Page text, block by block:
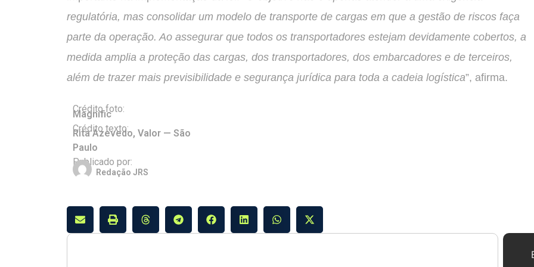
regulatória, mas consolidar um modelo de transporte de cargas em que a gestão de riscos faça
parte da operação. Ao assegurar que todos os transportadores estejam devidamente cobertos, a
medida amplia a proteção das cargas, dos transportadores, dos embarcadores e de terceiros,
além de trazer mais previsibilidade e segurança jurídica para toda a cadeia logística”, afirma.
Crédito foto:
Magnific
Crédito texto:
Rita Azevedo, Valor — São
Paulo
Publicado por:
Redação JRS